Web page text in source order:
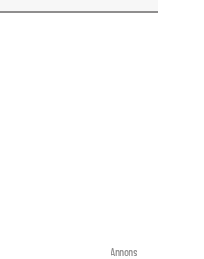
Annons